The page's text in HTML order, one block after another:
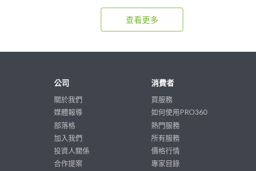
查看更多
公司
關於我們
媒體報導
部落格
加入我們
投資人關係
合作提案
消費者
買服務
如何使用PRO360
熱門服務
所有服務
價格行情
專家目錄